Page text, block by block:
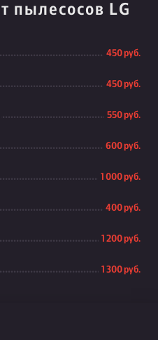
пылесосов LG
450 руб.
450 руб.
550 руб.
600 руб.
1 000 руб.
400 руб.
1 200 руб.
1 300 руб.